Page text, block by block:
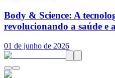
Body & Science: A
revolucionando a saúde e
01 de junho de 2026